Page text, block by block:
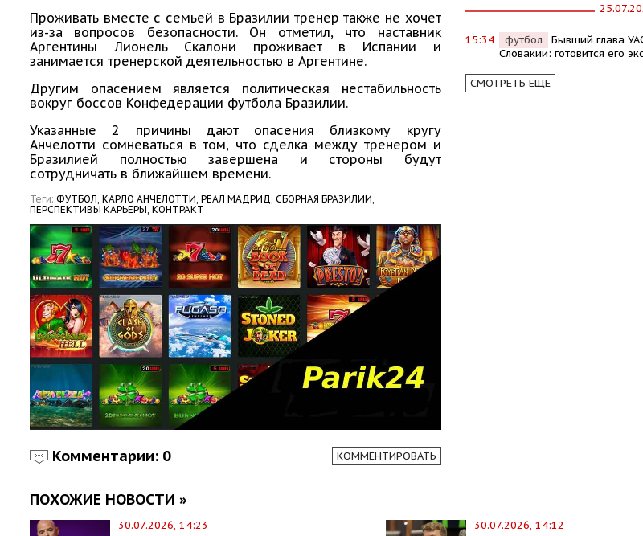
Проживать вместе с семьей в Бразилии тренер также не хочет
из-за вопросов безопасности. Он отметил, что наставник
Аргентины Лионель Скалони проживает в Испании и
занимается тренерской деятельностью в Аргентине.
Другим опасением является политическая нестабильность
вокруг боссов Конфедерации футбола Бразилии.
Указанные 2 причины дают опасения близкому кругу
Анчелотти сомневаться в том, что сделка между тренером и
Бразилией полностью завершена и стороны будут
сотрудничать в ближайшем времени.
Теги: ФУТБОЛ, КАРЛО АНЧЕЛОТТИ, РЕАЛ МАДРИД, СБОРНАЯ БРАЗИЛИИ,
ПЕРСПЕКТИВЫ КАРЬЕРЫ, КОНТРАКТ
Комментарии: 0 КОММЕНТИРОВАТЬ
15:34 футбол
Бывший глава
Словакии: готовится его
СМОТРЕТЬ ЕЩЕ
ПОХОЖИЕ НОВОСТИ »
30.07.2026, 14:23
30.07.2026, 14:12